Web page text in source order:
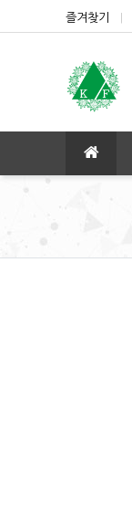
상단 네비
즐겨찾기
메인 메뉴